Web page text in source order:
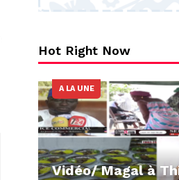
Hot Right Now
A LA UNE
Vidéo/ Magal à